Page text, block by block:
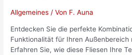
Allgemeines / Von F. Auna
Entdecken Sie die perfekte
Funktionalität für Ihren Außenbereich
Erfahren Sie, wie diese Fliesen Ihre